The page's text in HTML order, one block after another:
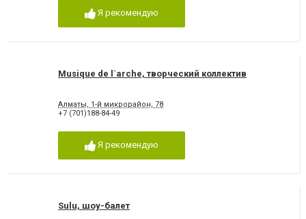
Я рекомендую
Musique de l`arche, творческий коллектив
Алматы, 1-й микрорайон, 78
+7 (701)188-84-49
Я рекомендую
Sulu, шоу-балет